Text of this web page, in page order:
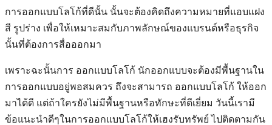
การออกแบบโลโก้ที่ดีนั้น นั้นจะต้องคิดถึงความหมายที่แอบแฝง
สี รูปร่าง เพื่อให้เหมาะสมกับภาพลักษณ์ของแบรนด์หรือธุรกิจ
นั้นที่ต้องการสื่อออกมา
เพราะฉะนั้นการ ออกแบบโลโก้ นักออกแบบจะต้องมีพื้นฐานใน
การออกแบบอยู่พอสมควร ถึงจะสามารถ ออกแบบโลโก้ ให้ออก
มาได้ดี แต่ถ้าใครยังไม่มีพื้นฐานหรือทักษะที่ดีเยี่ยม วันนี้เรามี
ข้อแนะนำดีๆในการออกแบบโลโก้ให้เฮงรับทรัพย์ ไปติดตามกัน